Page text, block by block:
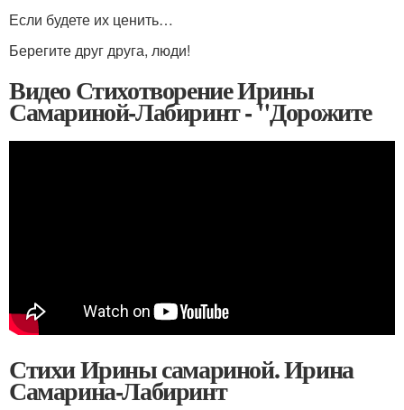
Если будете их ценить…
Берегите друг друга, люди!
Видео Стихотворение Ирины
Самариной-Лабиринт - "Дорожите
Стихи Ирины самариной. Ирина
Самарина-Лабиринт